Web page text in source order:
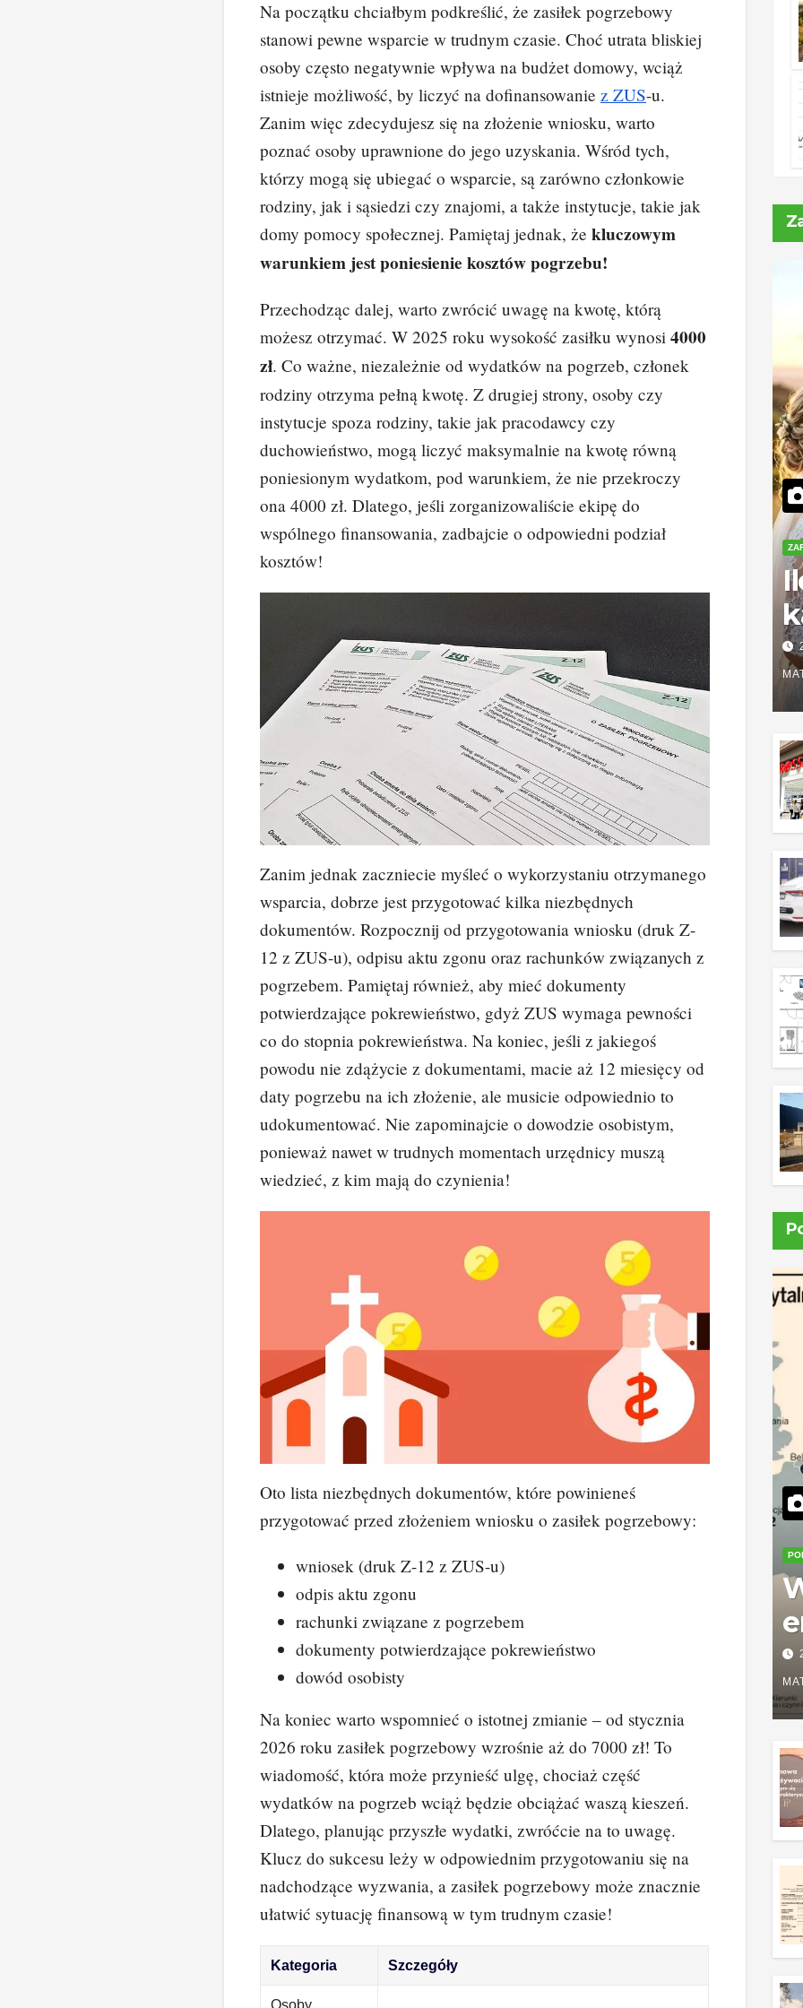
c
e
b
o
o
k
er
e
st
k
e
dI
n
d
di
t
o
p
p
y
Li
n
k
Na początku chciałbym podkreślić, że zasiłek pogrzebowy
stanowi pewne wsparcie w trudnym czasie. Choć utrata bliskiej
osoby często negatywnie wpływa na budżet domowy, wciąż
istnieje możliwość, by liczyć na dofinansowanie z ZUS-u.
Zanim więc zdecydujesz się na złożenie wniosku, warto
poznać osoby uprawnione do jego uzyskania. Wśród tych,
którzy mogą się ubiegać o wsparcie, są zarówno członkowie
rodziny, jak i sąsiedzi czy znajomi, a także instytucje, takie jak
domy pomocy społecznej. Pamiętaj jednak, że kluczowym
warunkiem jest poniesienie kosztów pogrzebu!
Przechodząc dalej, warto zwrócić uwagę na kwotę, którą
możesz otrzymać. W 2025 roku wysokość zasiłku wynosi 4000
zł. Co ważne, niezależnie od wydatków na pogrzeb, członek
rodziny otrzyma pełną kwotę. Z drugiej strony, osoby czy
instytucje spoza rodziny, takie jak pracodawcy czy
duchowieństwo, mogą liczyć maksymalnie na kwotę równą
poniesionym wydatkom, pod warunkiem, że nie przekroczy
ona 4000 zł. Dlatego, jeśli zorganizowaliście ekipę do
wspólnego finansowania, zadbajcie o odpowiedni podział
kosztów!
Zanim jednak zaczniecie myśleć o wykorzystaniu otrzymanego
wsparcia, dobrze jest przygotować kilka niezbędnych
dokumentów. Rozpocznij od przygotowania wniosku (druk Z-
12 z ZUS-u), odpisu aktu zgonu oraz rachunków związanych z
pogrzebem. Pamiętaj również, aby mieć dokumenty
potwierdzające pokrewieństwo, gdyż ZUS wymaga pewności
co do stopnia pokrewieństwa. Na koniec, jeśli z jakiegoś
powodu nie zdążycie z dokumentami, macie aż 12 miesięcy od
daty pogrzebu na ich złożenie, ale musicie odpowiednio to
udokumentować. Nie zapominajcie o dowodzie osobistym,
ponieważ nawet w trudnych momentach urzędnicy muszą
wiedzieć, z kim mają do czynienia!
Oto lista niezbędnych dokumentów, które powinieneś
przygotować przed złożeniem wniosku o zasiłek pogrzebowy:
wniosek (druk Z-12 z ZUS-u)
odpis aktu zgonu
rachunki związane z pogrzebem
dokumenty potwierdzające pokrewieństwo
dowód osobisty
Na koniec warto wspomnieć o istotnej zmianie – od stycznia
2026 roku zasiłek pogrzebowy wzrośnie aż do 7000 zł! To
wiadomość, która może przynieść ulgę, chociaż część
wydatków na pogrzeb wciąż będzie obciążać waszą kieszeń.
Dlatego, planując przyszłe wydatki, zwróćcie na to uwagę.
Klucz do sukcesu leży w odpowiednim przygotowaniu się na
nadchodzące wyzwania, a zasiłek pogrzebowy może znacznie
ułatwić sytuację finansową w tym trudnym czasie!
Kategoria Szczegóły